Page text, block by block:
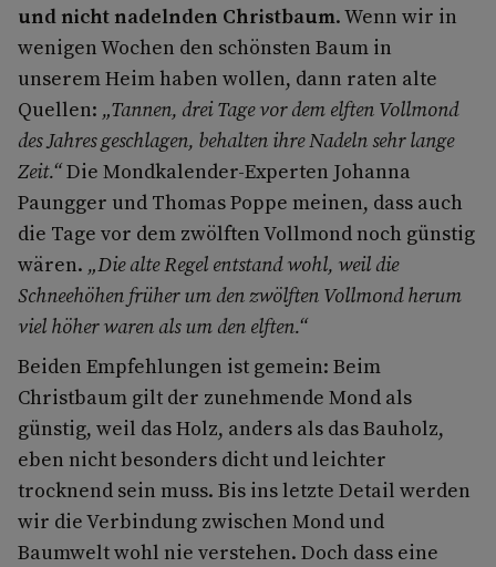
und nicht nadelnden Christbaum. Wenn wir in
wenigen Wochen den schönsten Baum in
unserem Heim haben wollen, dann raten alte
Quellen: „Tannen, drei Tage vor dem elften Vollmond
des Jahres geschlagen, behalten ihre Nadeln sehr lange
Zeit.“Die Mondkalender-Experten Johanna
Paungger und Thomas Poppe meinen, dass auch
die Tage vor dem zwölften Vollmond noch günstig
wären. „Die alte Regel entstand wohl, weil die
Schneehöhen früher um den zwölften Vollmond herum
viel höher waren als um den elften.“
Beiden Empfehlungen ist gemein: Beim
Christbaum gilt der zunehmende Mond als
günstig, weil das Holz, anders als das Bauholz,
eben nicht besonders dicht und leichter
trocknend sein muss. Bis ins letzte Detail werden
wir die Verbindung zwischen Mond und
Baumwelt wohl nie verstehen. Doch dass eine